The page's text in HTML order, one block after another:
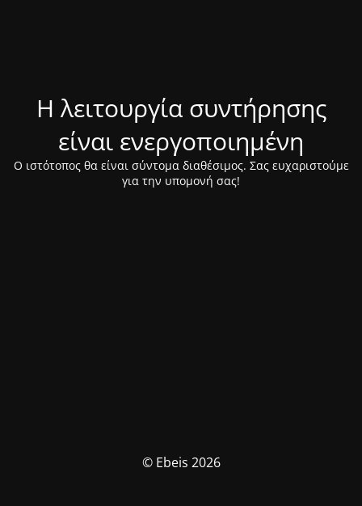
Η λειτουργία συντήρησης
είναι ενεργοποιημένη
Ο ιστότοπος θα είναι σύντομα διαθέσιμος. Σας ευχαριστούμε
για την υπομονή σας!
© Ebeis 2026